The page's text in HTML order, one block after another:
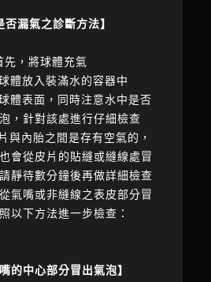
否漏氣之診斷方法】
先，將球體充氣
體放入裝滿水的容器中
體表面，同時注意水中是否
，針對該處進行仔細檢查
與內胎之間是存有空氣的，
會從皮片的貼縫或縫線處冒
靜待數分鐘後再做詳細檢查
氣嘴或非縫線之表皮部分冒
以下方法進一步檢查：
的中心部分冒出氣泡】